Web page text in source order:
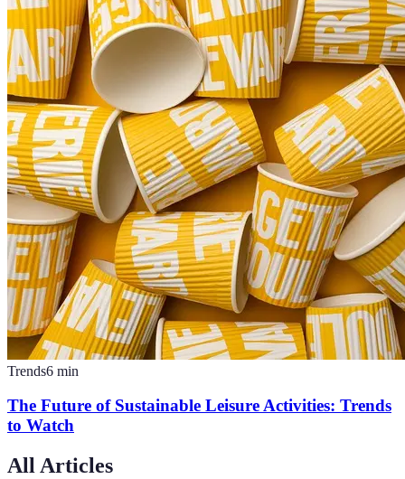
Trends6 min
The Future of Sustainable Leisure Activities: Trends
to Watch
All Articles